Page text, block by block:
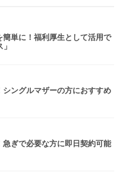
簡単に！福利厚生として活用で
シングルマザーの方におすすめ
急ぎで必要な方に即日契約可能